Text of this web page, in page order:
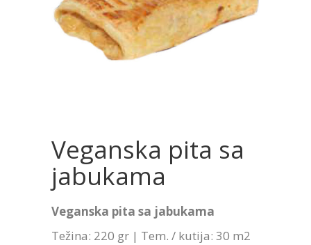
Veganska pita sa
jabukama
Veganska pita sa jabukama
Težina: 220 gr | Tem. / kutija: 30 m2